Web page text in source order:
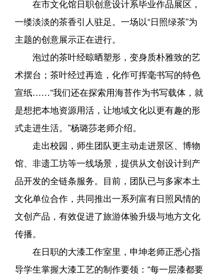
在市文化馆日职创意设计系毕业作品展区，
一缕淡淡的茶香引人驻足。一场以“日照绿茶”为
主题的创意展示正在进行。
泡过的茶叶经晾晒塑形，变身质朴雅致的艺
术摆台；茶叶经过再造，化作可挥毫书写的特色
宣纸……“我们还在探索用海苔作为书写载体，就
是想把本地资源用活，让地域文化以更有趣的形
式走进生活。”杨璐莎老师介绍。
走出校园，师生团队更主动走进景区、博物
馆、非遗工坊等一线场景，提供从文创设计到产
品开发的全链条服务。目前，团队已与多家本土
文化单位合作，共同推出一系列富有日照风情的
文创产品，有效促进了旅游体验升级与地方文化
传播。
在日职的大漆工作室里，申坤老师正悉心指
导学生掌握大漆工艺的制作要领：“每一层漆都要